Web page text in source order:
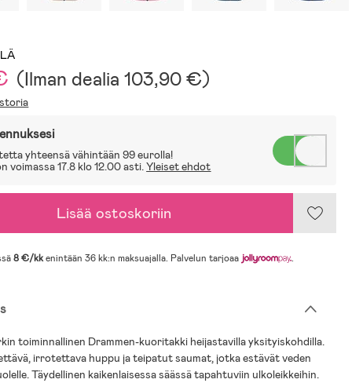
(Ilman dealia 103,90 €)
yhteensä vähintään 99 eurolla!
voimassa 17.8 klo 12.00 asti.Yleiset ehdot
Lisää ostoskoriin
8 €/kkenintään 36 kk:n maksuajalla. Palvelun tarjoaa .
toiminnallinen Drammen-kuoritakki heijastavilla yksityiskohdilla.
irrotettava huppu ja teipatut saumat, jotka estävät veden
Täydellinen kaikenlaisessa säässä tapahtuviin ulkoleikkeihin.